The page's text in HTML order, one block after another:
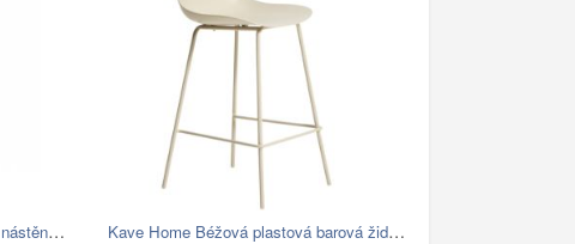
Philips 8720169266490 venkovní nástěnné… Kave Home Béžová plastová barová židle…